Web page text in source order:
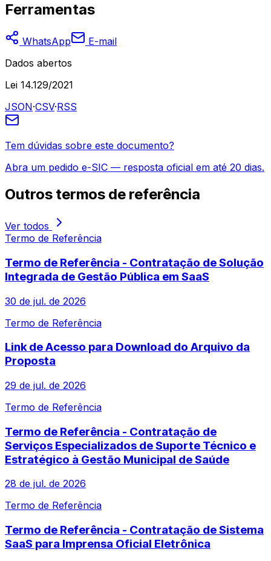
Ferramentas
WhatsApp
E-mail
Dados abertos
Lei 14.129/2021
JSON·CSV·RSS
Tem dúvidas sobre este documento?
Abra um pedido e-SIC — resposta oficial em até 20 dias.
Outros termos de referência
Ver todos
Termo de Referência
Termo de Referência - Contratação de Solução
Integrada de Gestão Pública em SaaS
30 de jul. de 2026
Termo de Referência
Link de Acesso para Download do Arquivo da
Proposta
29 de jul. de 2026
Termo de Referência
Termo de Referência - Contratação de
Serviços Especializados de Suporte Técnico e
Estratégico à Gestão Municipal de Saúde
28 de jul. de 2026
Termo de Referência
Termo de Referência - Contratação de Sistema
SaaS para Imprensa Oficial Eletrônica